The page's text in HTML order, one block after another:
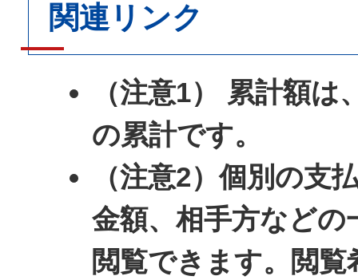
関連リンク
（注意1） 累計額は
の累計です。
（注意2）個別の支
金額、相手方などの
閲覧できます。閲